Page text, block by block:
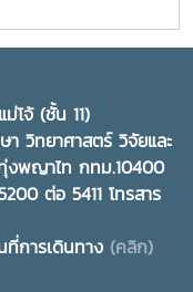
โจ้ (ชั้น 11)
วิทยาศาสตร์ วิจัยและ
งพญาไท กทม.10400
ต่อ 5411 โทรสาร
การเดินทาง (คลิก)